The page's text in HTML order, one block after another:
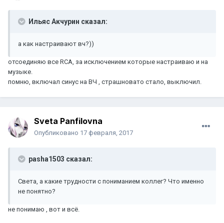
Ильяс Акчурин сказал:
а как настраивают вч?))
отсоединяю все RCA, за исключением которые настраиваю и на
музыке.
помню, включал синус на ВЧ , страшновато стало, выключил.
Sveta Panfilovna
Опубликовано 17 февраля, 2017
pasha1503 сказал:
Света, а какие трудности с пониманием коллег? Что именно
не понятно?
не понимаю , вот и всё.